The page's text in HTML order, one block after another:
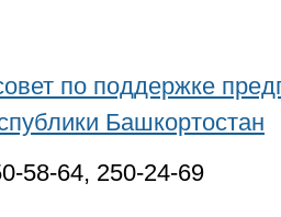
по поддержке
Башкортостан
58-64, 250-24-69